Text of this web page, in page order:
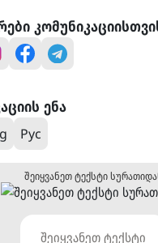
ენა
Рус
შეიყვანეთ ტექსტი